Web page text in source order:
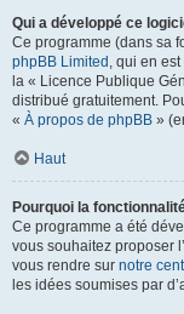
Qui a développé ce
Ce programme (dans sa
phpBB Limited , qui en
la « Licence Publique
distribué gratuitement.
« À propos de phpBB »
Haut
Pourquoi la
Ce programme a été
vous souhaitez proposer
vous rendre sur notre
les idées soumises par